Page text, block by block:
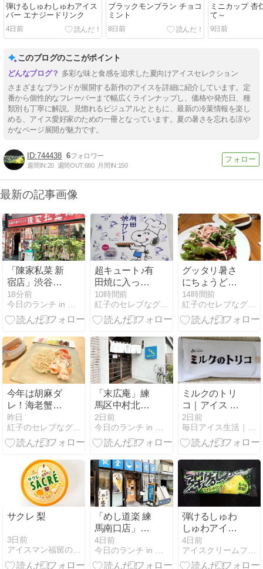
弾けるしゅわしゅわアイス
バー エナジードリンク
4日前
ブラックモンブラン チョコ
ミント
8日前
ミニカップ 杏
て～
9日前
このブログのここがポイント
多彩な味と食感を追求した夏向けアイスセレクション
さまざまなブランドが展開する新作のアイスを詳細に紹介しています。定
番から個性的なフレーバーまで幅広くラインナップし、価格や発売日、種
類別も丁寧に解説。見惚れるビジュアルとともに、最新の冷菓情報を楽し
める、アイス愛好家のための一冊となっています。夏の暑さを忘れる涼や
かなページ展開が魅力です。
744438 6
週間IN:20 週間OUT:680 月間IN:150
最新の記事画像
「陳家私菜 新
宿店」渋谷区
代々木：初め
て違う激辛メ
ニューにトラ
18分前
今日のランチ in 西新宿
超キュート♪有
田焼に入った
スパイスしっ
かりな焼きカ
レー＠有田テ
10時間前
紅子のセレブなグルメ日記
グッタリ暑さ
にちょうどい
い♪ハムたっぷ
りのサラダラ
ンチ＠ＣＥＮ
14時間前
紅子のセレブなグルメ日記
今年は胡麻ダ
レ！海老蟹入
りが嬉しい豪
華冷やし中華
@中国上海料
昨日
紅子のセレブなグルメ日記
「末広庵」練
馬区中村北：
2回目の訪問
で今度こそ目
指していたも
2日前
今日のランチ in 西新宿
ミルクのトリ
コ｜アイス レ
ビュー｜毎日
アイス生活
2日前
毎日アイス生活｜アイスクリーム・レビューブログ
サクレ 梨
3日前
アイスマン福留のコンビニアイスマニア
「めし道楽 練
馬南口店」練
馬区豊玉北：
久しぶりの魚
定食
4日前
今日のランチ in 西新宿
弾けるしゅわ
しゅわアイス
バー エナジー
ドリンク
4日前
アイスクリームファン